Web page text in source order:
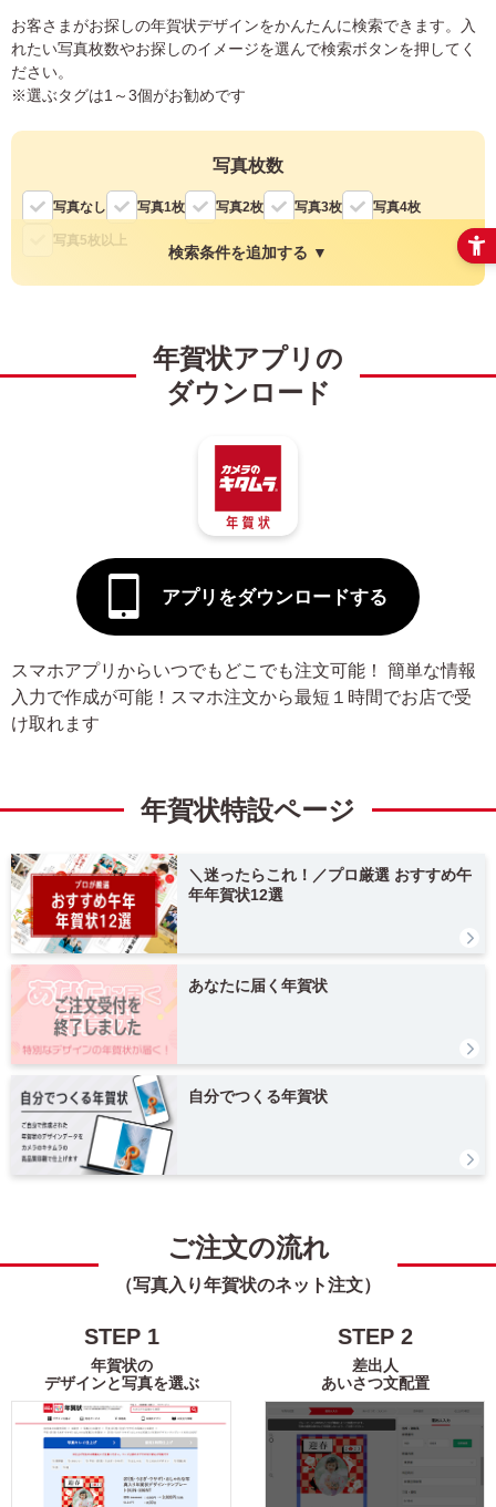
お客さまがお探しの年賀状デザインをかんたんに検索できます。入
れたい写真枚数やお探しのイメージを選んで検索ボタンを押してく
ださい。
※選ぶタグは1～3個がお勧めです
写真枚数
写真なし 写真1枚 写真2枚 写真3枚 写真4枚
写真5枚以上
縦 横
色
タグ
デザインテイスト
干支(午年) おしゃれ
かわいい
ナチュラル カジュアル
筆文字
墨一色 日本画
富士山
定番
謹賀新年
ビジネス
ディズニー ミッキー＆フレンズ
ミッキーマウス ミニーマウス
くまのプーさん ベイマックス
検索条件を追加する ▼
年賀状アプリの
ダウンロード
アプリをダウンロードする
スマホアプリからいつでもどこでも注文可能！ 簡単な情報
入力で作成が可能！スマホ注文から最短１時間でお店で受
け取れます
年賀状特設ページ
＼迷ったらこれ！／プロ厳選 おすすめ午
年年賀状12選
あなたに届く年賀状
自分でつくる年賀状
ご注文の流れ
（写真入り年賀状のネット注文）
STEP 1
年賀状の
デザインと写真を選ぶ
STEP 2
差出人
あいさつ文配置